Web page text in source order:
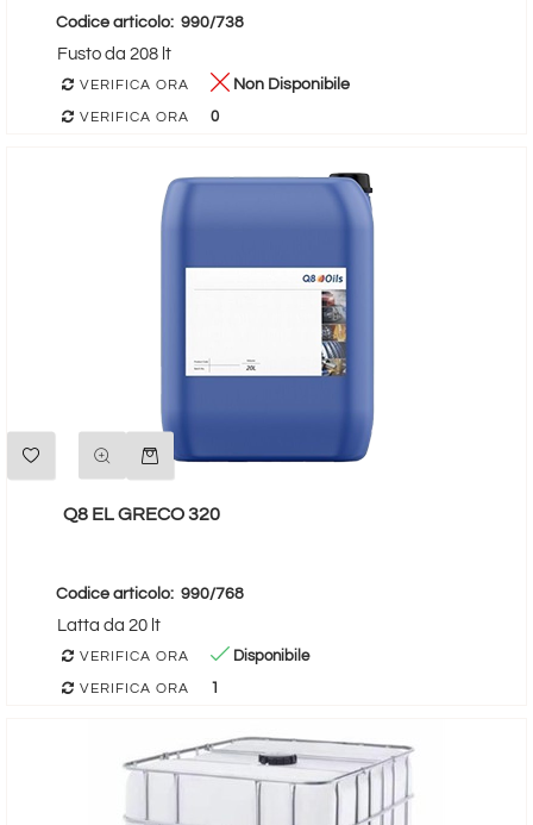
Codice articolo: 990/738
Fusto da 208 lt
VERIFICA ORA Non Disponibile
VERIFICA ORA 0
Q8 EL GRECO 320
Codice articolo: 990/768
Latta da 20 lt
VERIFICA ORA Disponibile
VERIFICA ORA 1